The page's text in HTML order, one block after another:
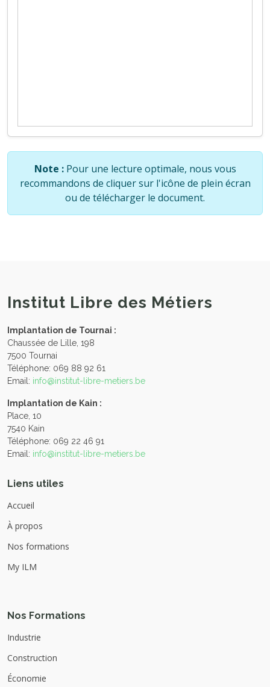
Note :Pour une lecture optimale, nous vous
recommandons de cliquer sur l'icône de plein écran
ou de télécharger le document.
Institut Libre des Métiers
Implantation de Tournai :
Chaussée de Lille, 198
7500 Tournai
Téléphone: 069 88 92 61
Email: info@institut-libre-metiers.be
Implantation de Kain :
Place, 10
7540 Kain
Téléphone: 069 22 46 91
Email: info@institut-libre-metiers.be
Liens utiles
Accueil
À propos
Nos formations
My ILM
Nos Formations
Industrie
Construction
Économie